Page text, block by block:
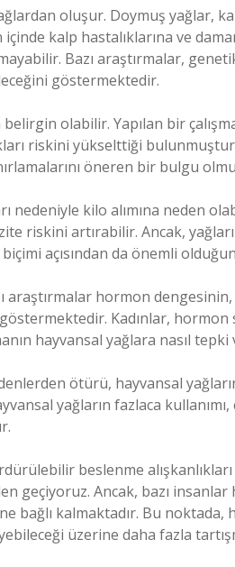
oluşur. Doymuş yağlar,
kalp hastalıklarına ve
Bazı araştırmalar,
göstermektedir.
olabilir. Yapılan bir
riskini yükselttiği
öneren bir bulgu
nedeniyle kilo alımına neden
riskini artırabilir. Ancak,
açısından da önemli
araştırmalar hormon
Kadınlar, hormon
hayvansal yağlara nasıl
ötürü, hayvansal
yağların fazlaca
beslenme
geçiyoruz. Ancak, bazı
kalmaktadır. Bu noktada,
üzerine daha fazla